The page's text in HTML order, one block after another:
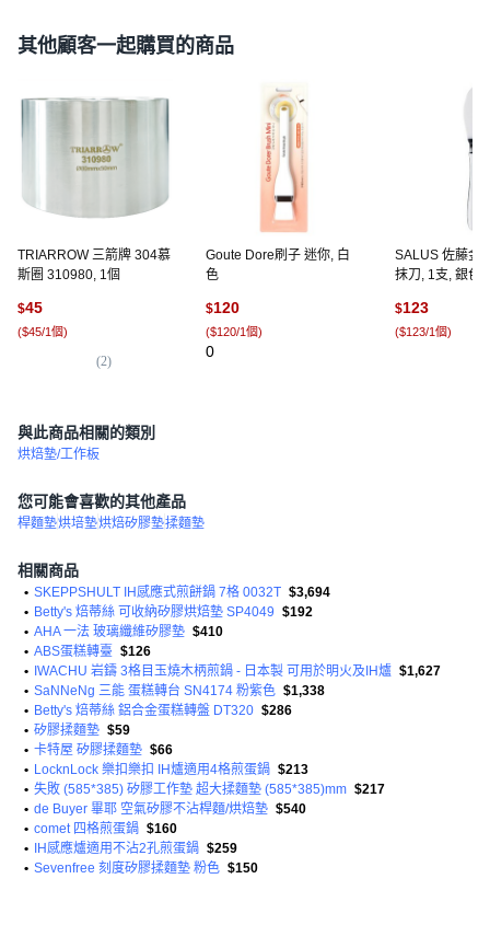
其他顧客一起購買的商品
TRIARROW 三箭牌 304慕
斯圈 310980, 1個
$45
($45/1個)
(2)
Goute Dore刷子 迷你, 白
色
$120
($120/1個)
0
SALUS 佐藤金
抹刀, 1支, 銀色
$123
($123/1個)
與此商品相關的類別
烘焙墊/工作板
您可能會喜歡的其他產品
桿麵墊烘培墊烘焙矽膠墊揉麵墊
相關商品
• SKEPPSHULT IH感應式煎餅鍋 7格 0032T $3,694
• Betty's 焙蒂絲 可收納矽膠烘焙墊 SP4049 $192
• AHA 一法 玻璃纖維矽膠墊 $410
• ABS蛋糕轉臺 $126
•
IWACHU 岩鑄 3格目玉燒木柄煎鍋 - 日本製 可用於明火及IH爐 $1,627
• SaNNeNg 三能 蛋糕轉台 SN4174 粉紫色 $1,338
• Betty's 焙蒂絲 鋁合金蛋糕轉盤 DT320 $286
• 矽膠揉麵墊 $59
• 卡特屋 矽膠揉麵墊 $66
• LocknLock 樂扣樂扣 IH爐適用4格煎蛋鍋 $213
• 失敗 (585*385) 矽膠工作墊 超大揉麵墊 (585*385)mm $217
• de Buyer 畢耶 空氣矽膠不沾桿麵/烘焙墊 $540
• comet 四格煎蛋鍋 $160
•
IH感應爐適用不沾2孔煎蛋鍋 $259
• Sevenfree 刻度矽膠揉麵墊 粉色 $150